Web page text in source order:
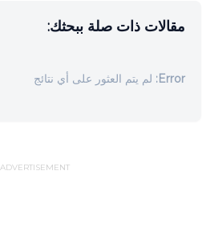
مقالات ذات صلة ببحثك:
Error: لم يتم العثور على أي نتائج
ADVERTISEMENT